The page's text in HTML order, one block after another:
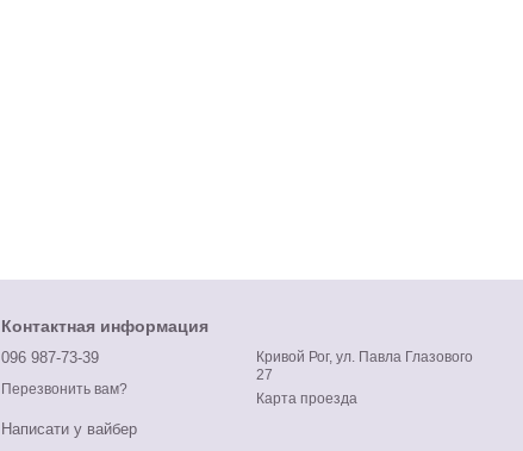
Контактная информация
096 987-73-39
Перезвонить вам?
Написати у вайбер
Кривой Рог, ул. Павла Глазового
27
Карта проезда